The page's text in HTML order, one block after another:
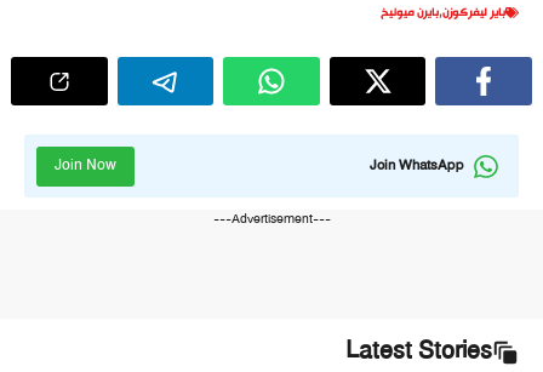
باير ليفركوزن,بايرن ميونيخ
Join WhatsApp
Join Now
---Advertisement---
Latest Stories